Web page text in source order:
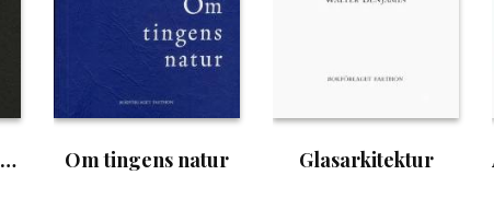
Bortom skuld och botgöring Om tingens natur Glasarkitektur